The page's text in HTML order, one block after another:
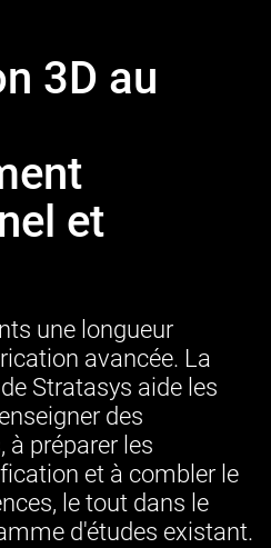
3D au
et
une longueur
avancée. La
Stratasys aide les
des
à préparer les
et à combler le
le tout dans le
d'études existant.